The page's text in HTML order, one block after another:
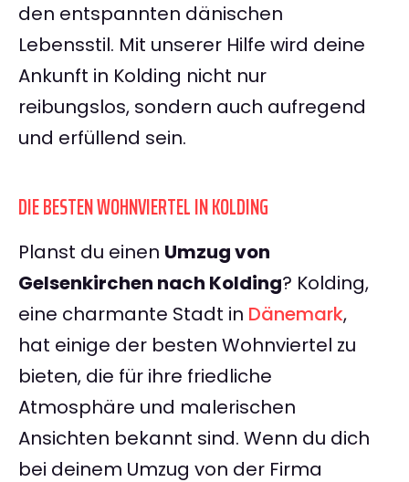
den entspannten dänischen
Lebensstil. Mit unserer Hilfe wird deine
Ankunft in Kolding nicht nur
reibungslos, sondern auch aufregend
und erfüllend sein.
DIE BESTEN WOHNVIERTEL IN KOLDING
Planst du einen Umzug von
Gelsenkirchen nach Kolding? Kolding,
eine charmante Stadt in Dänemark,
hat einige der besten Wohnviertel zu
bieten, die für ihre friedliche
Atmosphäre und malerischen
Ansichten bekannt sind. Wenn du dich
bei deinem Umzug von der Firma